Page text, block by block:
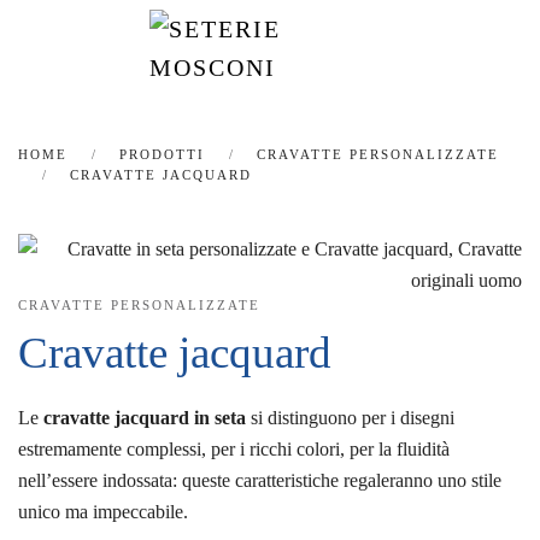
HOME PRODOTTI
CRAVATTE PERSONALIZZATE
CRAVATTE JACQUARD
CRAVATTE PERSONALIZZATE
Cravatte jacquard
Le cravatte jacquard in seta si distinguono per i disegni
estremamente complessi, per i ricchi colori, per la fluidità
nell’essere indossata: queste caratteristiche regaleranno uno stile
unico ma impeccabile.